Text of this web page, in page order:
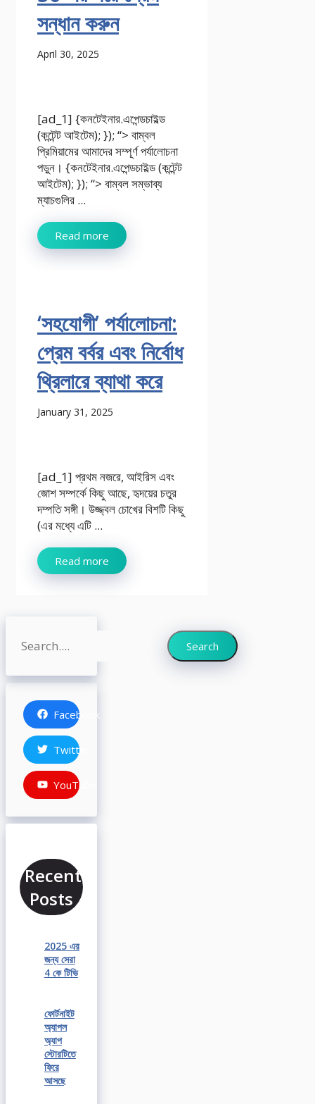
সন্ধান করুন
April 30, 2025
[ad_1] {কনটেইনার.এপেন্ডচাইল্ড
(কন্টেন্ট আইটেম); }); “> বাম্বল
প্রিমিয়ামের আমাদের সম্পূর্ণ পর্যালোচনা
পড়ুন। {কনটেইনার.এপেন্ডচাইল্ড (কন্টেন্ট
আইটেম); }); “> বাম্বল সম্ভাব্য
ম্যাচগুলির ...
Read more
‘সহযোগী’ পর্যালোচনা:
প্রেম বর্বর এবং নির্বোধ
থ্রিলারে ব্যাথা করে
January 31, 2025
[ad_1] প্রথম নজরে, আইরিস এবং
জোশ সম্পর্কে কিছু আছে, হৃদয়ের চতুর
দম্পতি সঙ্গী। উজ্জ্বল চোখের বিশটি কিছু
(এর মধ্যে এটি ...
Read more
Search Search
Facebook
Twitter
YouTube
Recent
Posts
2025 এর
জন্য সেরা
4 কে টিভি
ফোর্টনাইট
অ্যাপল
অ্যাপ
স্টোরটিতে
ফিরে
আসছে